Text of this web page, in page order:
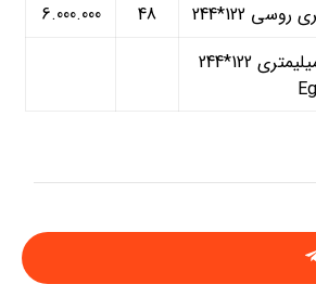
48
6.000.000
6 ميليمتري 122*244